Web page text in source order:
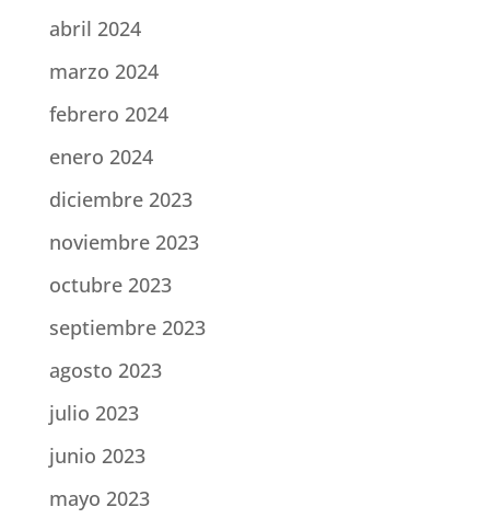
abril 2024
marzo 2024
febrero 2024
enero 2024
diciembre 2023
noviembre 2023
octubre 2023
septiembre 2023
agosto 2023
julio 2023
junio 2023
mayo 2023